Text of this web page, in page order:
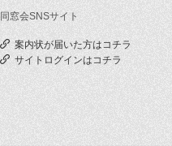
同窓会SNSサイト
案内状が届いた方はコチラ
サイトログインはコチラ